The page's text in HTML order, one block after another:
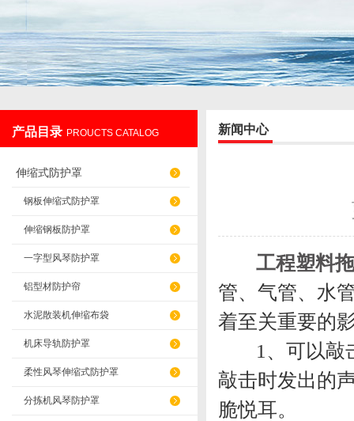
盐山华蒴机床附件制造有限公司
产品目录 PROUCTS CATALOG
伸缩式防护罩
钢板伸缩式防护罩
伸缩钢板防护罩
一字型风琴防护罩
铝型材防护帘
水泥散装机伸缩布袋
机床导轨防护罩
柔性风琴伸缩式防护罩
分拣机风琴防护罩
新闻中心
工程塑料
管、气管、水
着至关重要的
1、可以敲击
敲击时发出的
脆悦耳。